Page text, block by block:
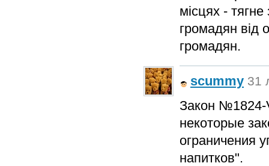
місцях -
громадян від
громадян.
scummy 31
Закон №1824-
некоторые
ограничения
напитков".